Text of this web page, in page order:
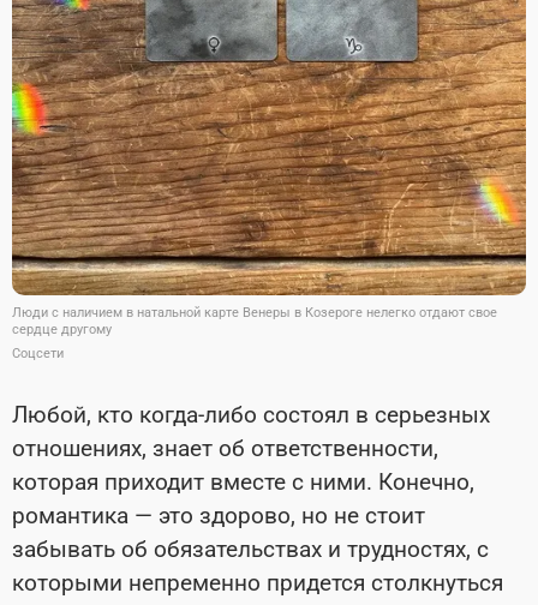
Люди с наличием в натальной карте Венеры в Козероге нелегко отдают свое
сердце другому
Соцсети
Любой, кто когда-либо состоял в серьезных
отношениях, знает об ответственности,
которая приходит вместе с ними. Конечно,
романтика — это здорово, но не стоит
забывать об обязательствах и трудностях, с
которыми непременно придется столкнуться